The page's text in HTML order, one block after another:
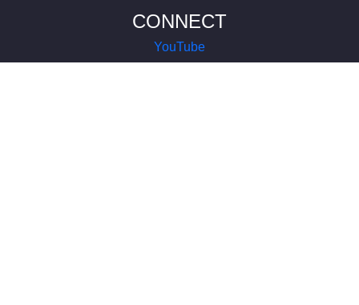
CONNECT
YouTube